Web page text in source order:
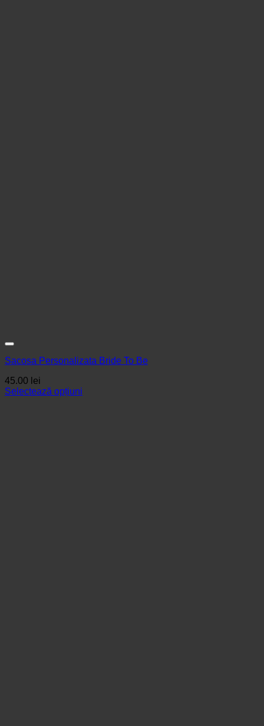
Sacosa Personalizata Bride To Be
45.00 lei
Selectează opțiuni